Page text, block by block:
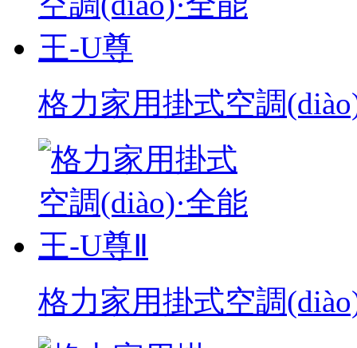
格力家用掛式空調
格力家用掛式空調